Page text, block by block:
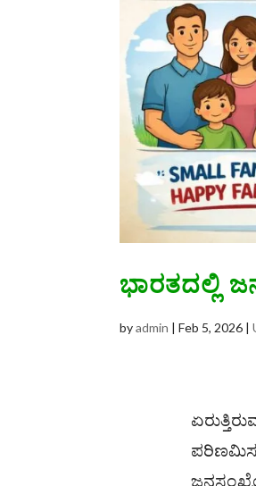
ಭಾರತದಲ್ಲಿ
byadmin |Feb 5, 2026 |